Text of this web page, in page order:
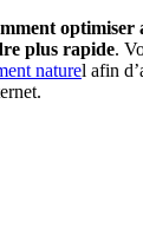
optimiser
plus rapide.
naturel afin